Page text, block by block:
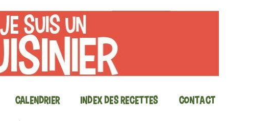
Calendrier Index des recettes Contact